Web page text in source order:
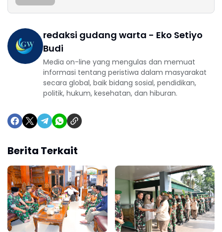
redaksi gudang warta - Eko Setiyo
Budi
Media on-line yang mengulas dan memuat
informasi tentang peristiwa dalam masyarakat
secara global, baik bidang sosial, pendidikan,
politik, hukum, kesehatan, dan hiburan.
Berita Terkait